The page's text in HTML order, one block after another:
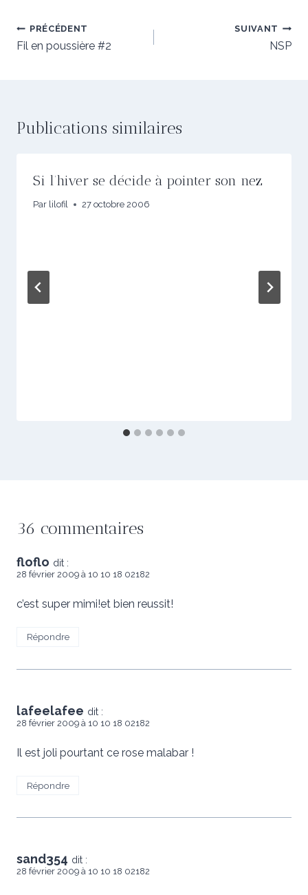
Navigation
de
PRÉCÉDENT
Fil en poussière #2
SUIVANT
NSP
Publications similaires
Si l’hiver se décide à pointer son nez
Par lilofil 27 octobre 2006
36 commentaires
floflo dit :
28 février 2009 à 10 10 18 02182
c’est super mimi!et bien reussit!
Répondre
lafeelafee dit :
28 février 2009 à 10 10 18 02182
Il est joli pourtant ce rose malabar !
Répondre
sand354 dit :
28 février 2009 à 10 10 18 02182